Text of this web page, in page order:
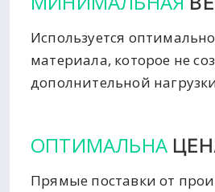
Используется
материала, которое не
дополнительной
ОПТИМАЛЬНА
Прямые поставки от